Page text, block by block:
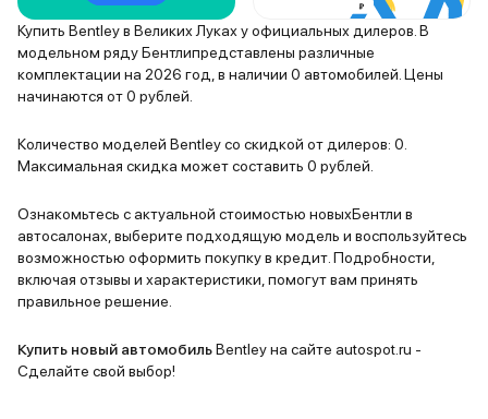
Купить Bentley в Великих Луках у официальных дилеров. В
модельном ряду Бентлипредставлены различные
комплектации на 2026 год, в наличии 0 автомобилей. Цены
начинаются от 0 рублей.
Количество моделей Bentley со скидкой от дилеров: 0.
Максимальная скидка может составить 0 рублей.
Ознакомьтесь с актуальной стоимостью новыхБентли в
автосалонах, выберите подходящую модель и воспользуйтесь
возможностью оформить покупку в кредит. Подробности,
включая отзывы и характеристики, помогут вам принять
правильное решение.
Купить новый автомобильBentley на сайте autospot.ru -
Сделайте свой выбор!